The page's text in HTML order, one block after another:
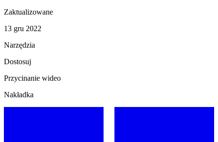
Zaktualizowane
13 gru 2022
Narzędzia
Dostosuj
Przycinanie wideo
Nakładka